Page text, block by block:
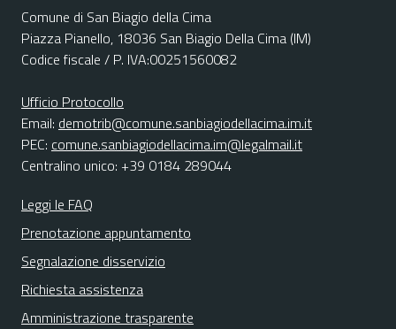
Comune di San Biagio della Cima
Piazza Pianello, 18036 San Biagio Della Cima (IM)
Codice fiscale / P. IVA:00251560082
Ufficio Protocollo
Email: demotrib@comune.sanbiagiodellacima.im.it
PEC: comune.sanbiagiodellacima.im@legalmail.it
Centralino unico: +39 0184 289044
Leggi le FAQ
Prenotazione appuntamento
Segnalazione disservizio
Richiesta assistenza
Amministrazione trasparente